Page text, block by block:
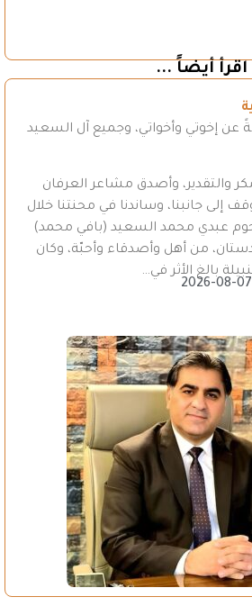
اقرأ أيضاً ...
عن إخوتي وأخواتي، وجميع آل السعيد
والتقدير، وأصدق مشاعر العرفان
إلى جانبنا، وساندنا في محنتنا خلال
عبدي محمد السعيد (بافي محمد)
من أهل وأصدقاء وأحبّة، وكان
بالغ الأثر في…
2026-08-07